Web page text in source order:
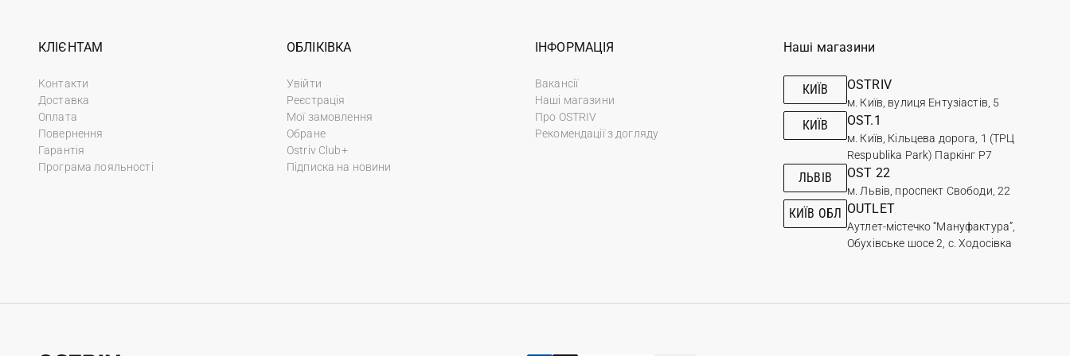
КЛІЄНТАМ
Контакти
Доставка
Оплата
Повернення
Гарантія
Програма лояльності
ОБЛІКІВКА
Увійти
Реєстрація
Мої замовлення
Обране
Ostriv Club+
Підписка на новини
ІНФОРМАЦІЯ
Вакансії
Наші магазини
Про OSTRIV
Рекомендації з догляду
Наші магазини
КИЇВ OSTRIV
м. Київ, вулиця Ентузіастів, 5
КИЇВ OST.1
м. Київ, Кільцева дорога, 1 (ТРЦ
Respublika Park) Паркінг Р7
ЛЬВІВ OST 22
м. Львів, проспект Свободи, 22
КИЇВ ОБЛ OUTLET
Аутлет-містечко “Мануфактура”,
Обухівське шосе 2, с. Ходосівка